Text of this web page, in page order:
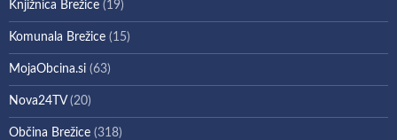
Knjižnica Brežice (19)
Komunala Brežice (15)
MojaObcina.si (63)
Nova24TV(20)
Občina Brežice (318)